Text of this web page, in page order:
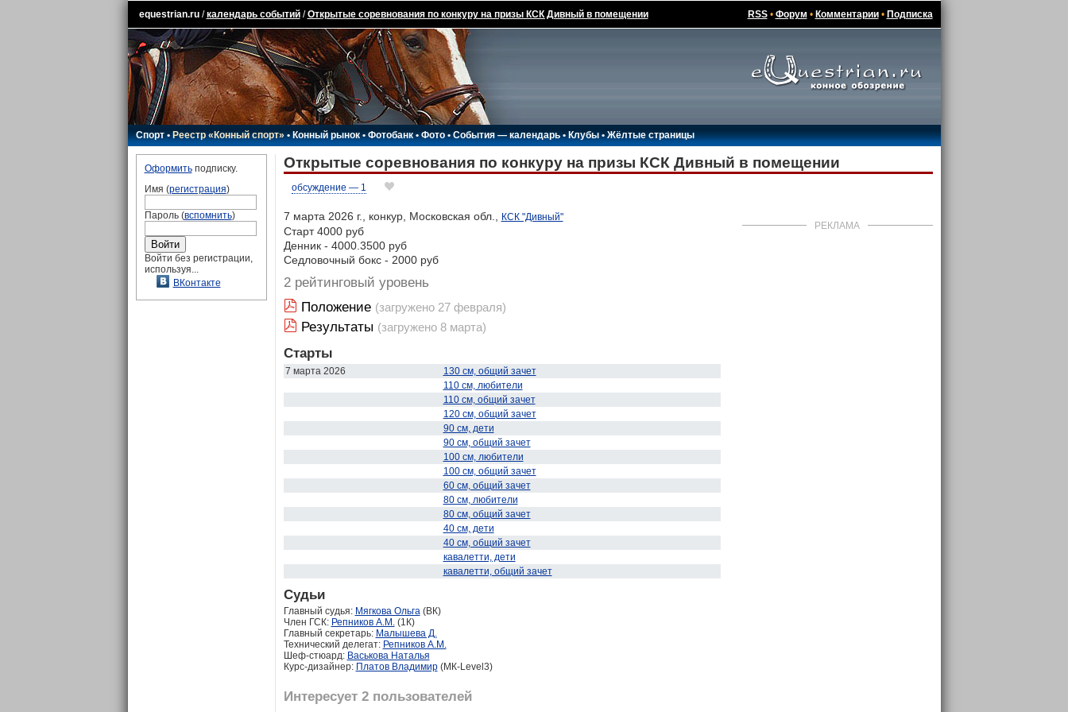
equestrian.ru/календарь событий/Открытые соревнования по конкуру на призы КСК Дивный в помещении RSS• Форум • Комментарии• Подписка
Спорт•Реестр «Конный спорт»•Конный рынок•Фотобанк •Фото•События — календарь•Клубы •Жёлтые страницы
Оформитьподписку.
Имя (регистрация)
Пароль (вспомнить)
Войти без регистрации,
используя...
ВКонтакте
Открытые соревнования по конкуру на призы КСК Дивный в помещении
обсуждение — 1
РЕКЛАМА
7 марта 2026 г., конкур, Московская обл., КСК "Дивный"
Старт 4000 руб
Денник - 4000.3500 руб
Седловочный бокс - 2000 руб
2 рейтинговый уровень
Положение (загружено 27 февраля)
Результаты (загружено 8 марта)
Старты
7 марта 2026
130 см, общий зачет
110 см, любители
110 см, общий зачет
120 см, общий зачет
90 см, дети
90 см, общий зачет
100 см, любители
100 см, общий зачет
60 см, общий зачет
80 см, любители
80 см, общий зачет
40 см, дети
40 см, общий зачет
кавалетти, дети
кавалетти, общий зачет
Судьи
Главный судья: Мягкова Ольга(ВК)
Член ГСК: Репников А.М.(1К)
Главный секретарь: Малышева Д.
Технический делегат: Репников А.М.
Шеф-стюард: Васькова Наталья
Курс-дизайнер: Платов Владимир(МК-Level3)
Интересует 2 пользователей